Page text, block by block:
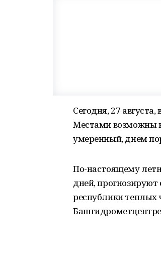
Сегодня, 27
Местами возможны
умеренный, днем
По-настоящему
дней,
республики теплых